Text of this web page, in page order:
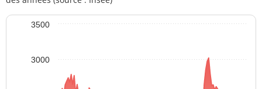
3000
3500